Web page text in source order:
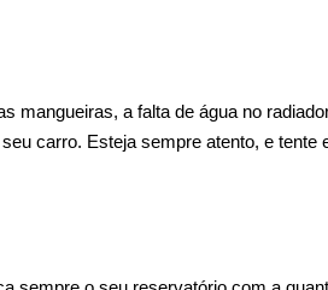
a falta de água no
carro. Esteja sempre atento, e tente